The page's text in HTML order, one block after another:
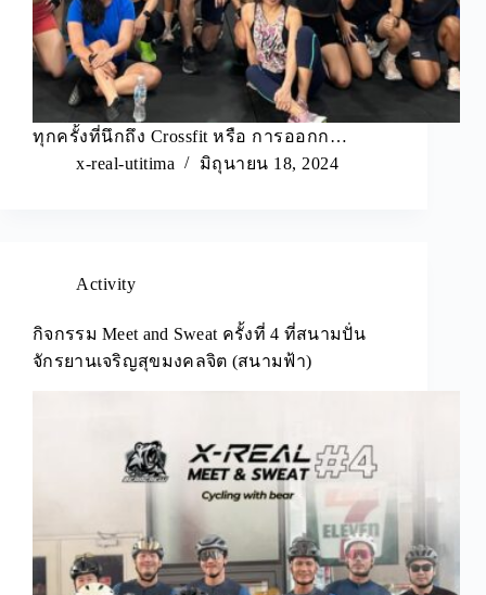
ทุกครั้งที่นึกถึง Crossfit หรือ การออกก…
x-real-utitima
มิถุนายน 18, 2024
Activity
กิจกรรม Meet and Sweat ครั้งที่ 4 ที่สนามปั่น
จักรยานเจริญสุขมงคลจิต (สนามฟ้า)